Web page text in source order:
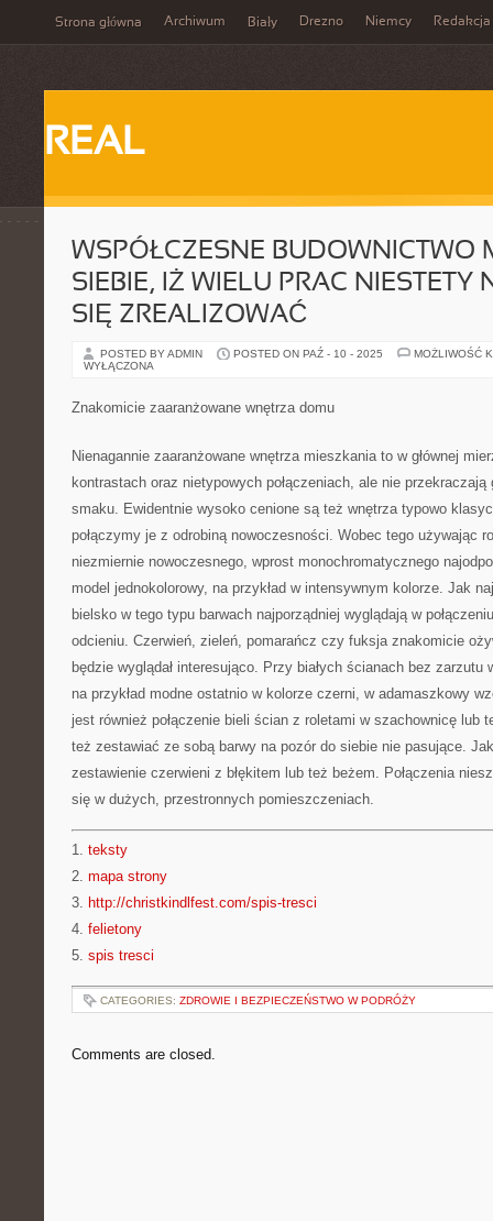
Strona główna Archiwum Biały Drezno Niemcy Redakcja
REAL
WSPÓŁCZESNE BUDOWNICTWO
SIEBIE, IŻ WIELU PRAC NIESTETY
SIĘ ZREALIZOWAĆ
POSTED BY ADMIN POSTED ON PAŹ - 10 - 2025
MOŻLIWOŚĆ
WYŁĄCZONA
Znakomicie zaaranżowane wnętrza domu
Nienagannie zaaranżowane wnętrza mieszkania to w głównej
kontrastach oraz nietypowych połączeniach, ale nie przekraczają
smaku. Ewidentnie wysoko cenione są też wnętrza typowo
połączymy je z odrobiną nowoczesności. Wobec tego używając
niezmiernie nowoczesnego, wprost monochromatycznego
model jednokolorowy, na przykład w intensywnym kolorze. Jak
bielsko w tego typu barwach najporządniej wyglądają w
odcieniu. Czerwień, zieleń, pomarańcz czy fuksja znakomicie
będzie wyglądał interesująco. Przy białych ścianach bez zarzutu
na przykład modne ostatnio w kolorze czerni, w adamaszkowy
jest również połączenie bieli ścian z roletami w szachownicę lub
też zestawiać ze sobą barwy na pozór do siebie nie pasujące.
zestawienie czerwieni z błękitem lub też beżem. Połączenia
się w dużych, przestronnych pomieszczeniach.
1. teksty
2. mapa strony
3. http://christkindlfest.com/spis-tresci
4. felietony
5. spis tresci
CATEGORIES: ZDROWIE I BEZPIECZEŃSTWO W PODRÓŻY
Comments are closed.